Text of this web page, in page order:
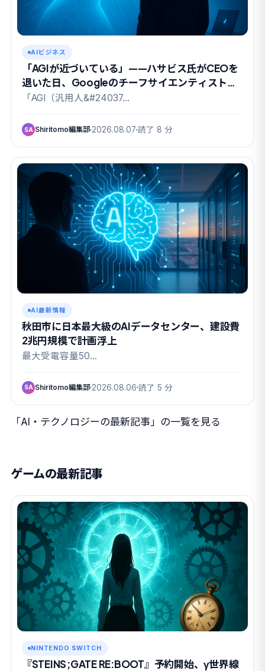
AIビジネス
「AGIが近づいている」——ハサビス氏がCEOを
退いた日、Googleのチーフサイエンティストも
去った
「AGI（汎用人&#24037…
SA Shiritomo編集部 2026.08.07 読了 8 分
AI最新情報
秋田市に日本最大級のAIデータセンター、建設費
2兆円規模で計画浮上
最大受電容量50…
SA Shiritomo編集部 2026.08.06 読了 5 分
「AI・テクノロジーの最新記事」の一覧を見る
ゲームの最新記事
NINTENDO SWITCH
『STEINS;GATE RE:BOOT』予約開始、γ世界線